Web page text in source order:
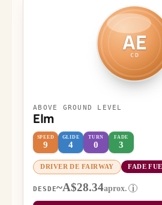
AE
CD
ABOVE GROUND LEVEL
Elm
SPEED
9
GLIDE
4
TURN
0
FADE
3
DRIVER DE FAIRWAY FADE
DESDE~A$28.34aprox. i